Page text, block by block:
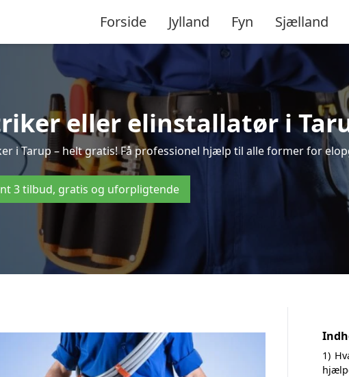
Forside Jylland Fyn Sjælland
eller elinstallatør i
i Tarup – helt gratis! Få professionel hjælp til alle former for
3 tilbud, gratis og uforpligtende
1)